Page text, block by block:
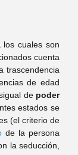
los cuales son
cuenta
trascendencia
de edad
de poder
estados se
(el criterio de
de la persona
la seducción,